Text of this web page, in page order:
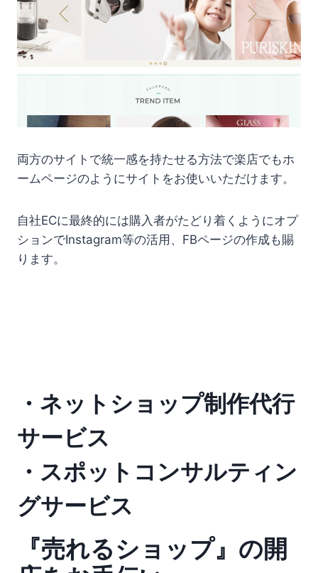
両方のサイトで統一感を持たせる方法で楽店でもホ
ームページのようにサイトをお使いいただけます。
自社ECに最終的には購入者がたどり着くようにオプ
ションでInstagram等の活用、FBページの作成も賜
ります。
・ネットショップ制作代行
サービス
・スポットコンサルティン
グサービス
『売れるショップ』の開